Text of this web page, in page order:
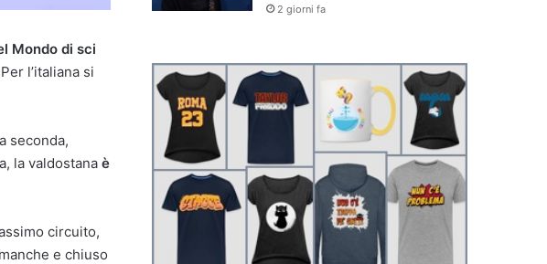
Mondo di sci
l’italiana si
seconda,
la valdostana è
circuito,
e chiuso
2 giorni fa